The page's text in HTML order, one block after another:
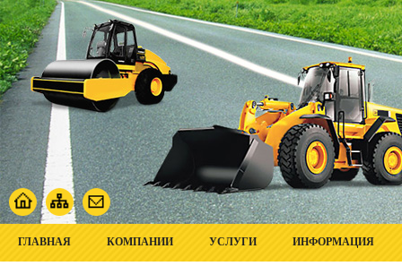
ГЛАВНАЯ КОМПАНИИ УСЛУГИ ИНФОРМАЦИЯ